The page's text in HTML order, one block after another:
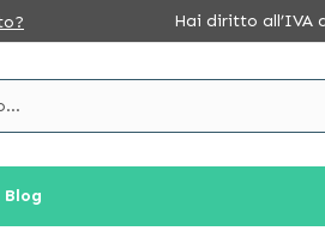
Hai diritto all’IVA
Blog